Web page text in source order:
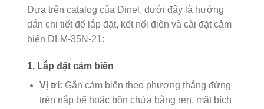
Dựa trên catalog của Dinel, dưới đây là hướng
dẫn chi tiết để lắp đặt, kết nối điện và cài đặt cảm
biến DLM-35N-21:
1. Lắp đặt cảm biến
Vị trí: Gắn cảm biến theo phương thẳng đứng
trên nắp bể hoặc bồn chứa bằng ren, mặt bích